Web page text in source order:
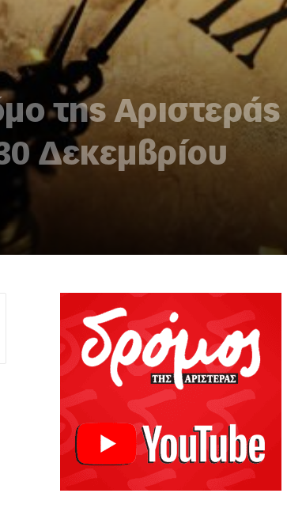
της Αριστεράς
Δεκεμβρίου